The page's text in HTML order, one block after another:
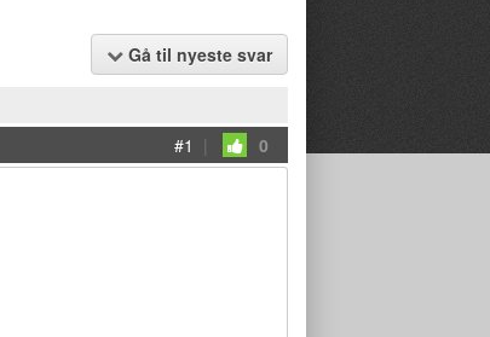
Gå til nyeste svar
#1 | 0